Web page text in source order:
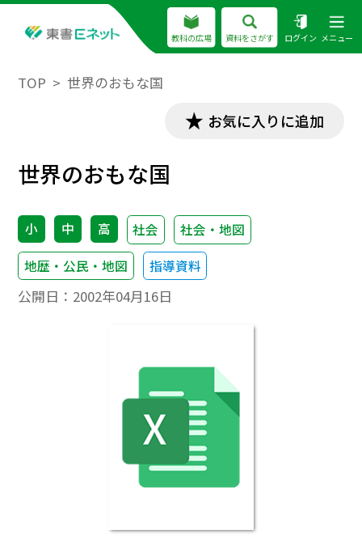
教科の広場 資料をさがす ログイン メニュー
TOP 世界のおもな国
お気に入りに追加
世界のおもな国
小 中 高 社会
社会・地図
地歴・公民・地図
指導資料
公開日： 2002年04月16日